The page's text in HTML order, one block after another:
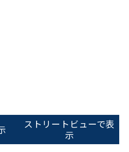
ームでお問い合わせ
ストリートビューで表
示